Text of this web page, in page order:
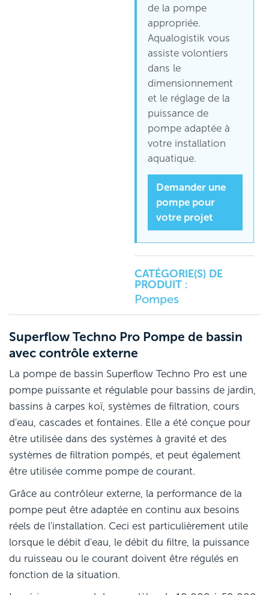
de la pompe
appropriée.
Aqualogistik vous
assiste volontiers
dans le
dimensionnement
et le réglage de la
puissance de
pompe adaptée à
votre installation
aquatique.
Demander une
pompe pour
votre projet
CATÉGORIE(S) DE
PRODUIT :
Pompes
Superflow Techno Pro Pompe de bassin
avec contrôle externe
La pompe de bassin Superflow Techno Pro est une
pompe puissante et régulable pour bassins de jardin,
bassins à carpes koï, systèmes de filtration, cours
d'eau, cascades et fontaines. Elle a été conçue pour
être utilisée dans des systèmes à gravité et des
systèmes de filtration pompés, et peut également
être utilisée comme pompe de courant.
Grâce au contrôleur externe, la performance de la
pompe peut être adaptée en continu aux besoins
réels de l'installation. Ceci est particulièrement utile
lorsque le débit d'eau, le débit du filtre, la puissance
du ruisseau ou le courant doivent être régulés en
fonction de la situation.